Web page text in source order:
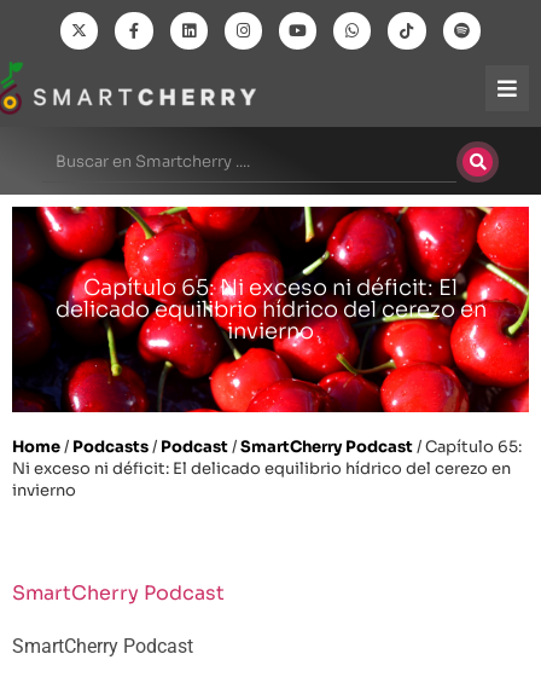
Capítulo 65: Ni exceso ni déficit: El
delicado equilibrio hídrico del cerezo en
invierno
Home/ Podcasts/ Podcast/SmartCherry Podcast/Capítulo 65:
Ni exceso ni déficit: El delicado equilibrio hídrico del cerezo en
invierno
SmartCherry Podcast
SmartCherry Podcast